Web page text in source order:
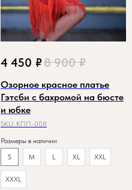
4 450 ₽8 900 ₽
Озорное красное платье
Гэтсби с бахромой на бюсте
и юбке
SKU: КПП-008
Размеры в наличии
S
M L XL XXL
XXXL